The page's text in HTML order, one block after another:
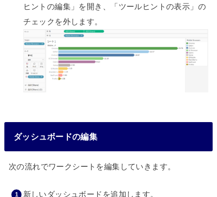
ヒントの編集」を開き、「ツールヒントの表示」の
チェックを外します。
ダッシュボードの編集
次の流れでワークシートを編集していきます。
新しいダッシュボードを追加します。